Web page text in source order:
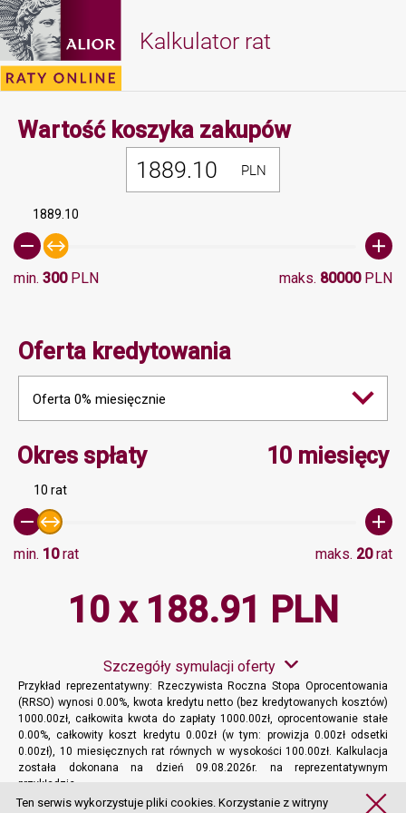
Kalkulator rat
Wartość koszyka zakupówMinimalna
PLN
1889.10
min. 300PLN maks. 80000PLN
Oferta kredytowania
Oferta 0% miesięcznie
Okres spłatyMinimalna wartość 0,
10 miesięcy
10 rat
min. 10rat maks. 20rat
10 x 188.91 PLN
Szczegóły symulacji oferty
Przykład reprezentatywny: Rzeczywista Roczna Stopa Oprocentowania
(RRSO) wynosi 0.00%, kwota kredytu netto (bez kredytowanych kosztów)
1000.00zł, całkowita kwota do zapłaty 1000.00zł, oprocentowanie stałe
0.00%, całkowity koszt kredytu 0.00zł (w tym: prowizja 0.00zł odsetki
0.00zł), 10 miesięcznych rat równych w wysokości 100.00zł. Kalkulacja
została dokonana na dzień 09.08.2026r. na reprezentatywnym
przykładzie.
Więcej informacji
Ten serwis wykorzystuje pliki cookies. Korzystanie z witryny